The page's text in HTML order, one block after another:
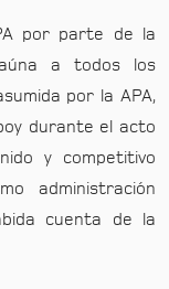
por parte de la
a todos los
por la APA,
durante el acto
y competitivo
administración
cuenta de la